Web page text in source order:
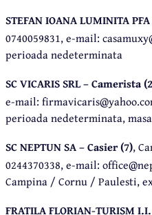
STEFAN IOANA LUMINITA
0740059831, e-mail:
perioada nedeterminata
SC VICARIS SRL – Camerista
e-mail:
perioada nedeterminata,
SC NEPTUN SA – Casier (7),
0244370338, e-mail:
Campina / Cornu / Paulesti,
FRATILA FLORIAN-TURISM I.I.